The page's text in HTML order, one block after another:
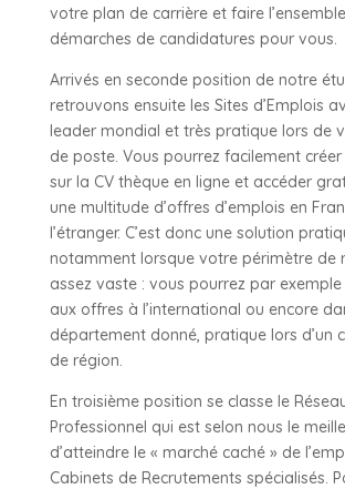
votre plan de carrière et faire
démarches de candidatures pour vous.
Arrivés en seconde position de notre
retrouvons ensuite les Sites d’Emplois
leader mondial et très pratique lors de
de poste. Vous pourrez facilement
sur la CV thèque en ligne et accéder
une multitude d’offres d’emplois en
l’étranger. C’est donc une solution
notamment lorsque votre périmètre de
assez vaste : vous pourrez par
aux offres à l’international ou encore
département donné, pratique lors d’un
de région.
En troisième position se classe le
Professionnel qui est selon nous le
d’atteindre le « marché caché » de
Cabinets de Recrutements spécialisés.